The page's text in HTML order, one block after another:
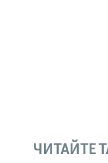
ЧИТАЙТЕ